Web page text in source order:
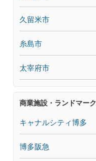
久留米市
糸島市
太宰府市
商業施設・ランドマーク
キャナルシティ博多
博多阪急